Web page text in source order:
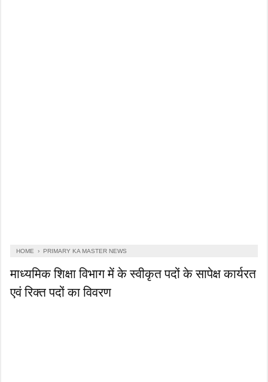
HOME › PRIMARY KA MASTER NEWS
माध्यमिक शिक्षा विभाग में के स्वीकृत पदों के सापेक्ष कार्यरत
एवं रिक्त पदों का विवरण